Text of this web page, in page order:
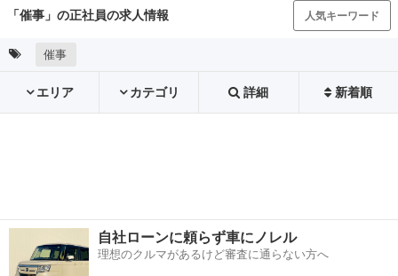
「催事」の正社員の求人情報 人気キーワード
催事
エリア カテゴリ 詳細 新着順
自社ローンに頼らず車にノレル
理想のクルマがあるけど審査に通らない方へ